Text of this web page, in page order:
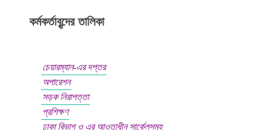
কর্মকর্তাবৃন্দের তালিকা
চেয়ারম্যান-এর দপ্তর
অপারেশন
সড়ক নিরাপত্তা
প্রশিক্ষণ
ঢাকা বিভাগ ও এর আওতাধীন সার্কেলসমূহ